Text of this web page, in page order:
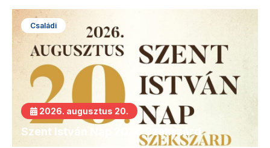
Családi
2026. augusztus 20.
Szent István Nap 2026 Szekszárd